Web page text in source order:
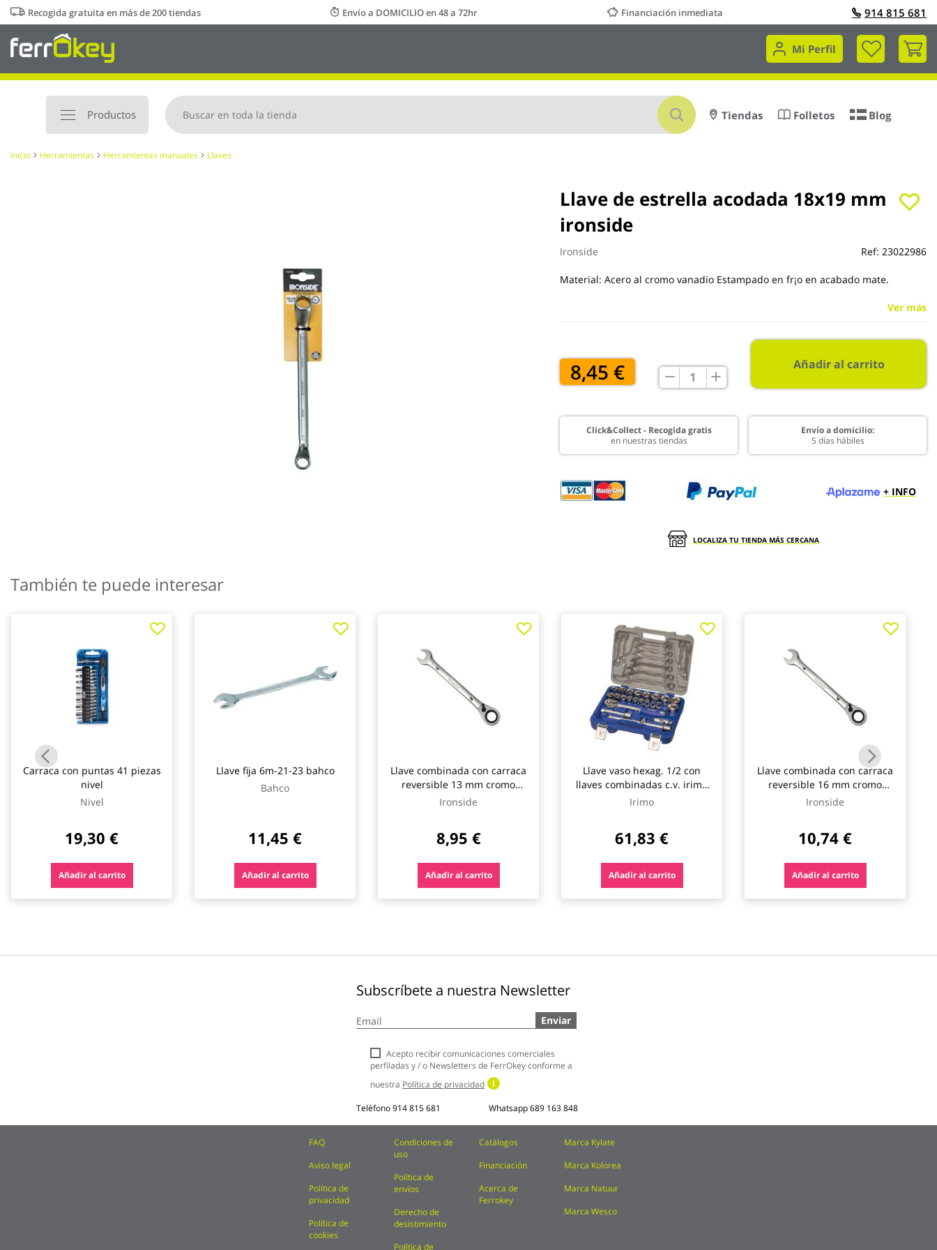
Ir
al
contenido
Recogida gratuita en más de 200 tiendas Envío a DOMICILIO en 48 a 72hr Financiación inmediata 914 815 681
Mi Perfil
Mi
Productos
Buscar
Tiendas Folletos Blog
Inicio Herramientas Herramientas manuales Llaves
Llave de estrella acodada 18x19 mm
ironside
Ironside Ref: 23022986
Material: Acero al cromo vanadio Estampado en fr¡o en acabado mate.
Ver más
8,45 € Añadir al carrito
Click&Collect - Recogida gratis
en nuestras tiendas
Envío a domicilio:
5 días hábiles
+ INFO
LOCALIZA TU TIENDA MÁS CERCANA
al
comienzo
También te puede interesar
Carraca con puntas 41 piezas
nivel
Nivel
19,30 €
Añadir al carrito
Llave fija 6m-21-23 bahco
Bahco
11,45 €
Añadir al carrito
Llave combinada con carraca
reversible 13 mm cromo
vanadio ironside
Ironside
8,95 €
Añadir al carrito
Llave vaso hexag. 1/2 con
llaves combinadas c.v. irimo
33 p
Irimo
61,83 €
Añadir al carrito
Llave combinada con carraca
reversible 16 mm cromo
vanadio ironside
Ironside
10,74 €
Añadir al carrito
Subscríbete a nuestra Newsletter
a
boletín
noticias:
Enviar
Acepto recibir comunicaciones comerciales
perfiladas y / o Newsletters de FerrOkey conforme a
nuestra Política de privacidad
Teléfono914 815 681 Whatsapp689 163 848
FAQ
Aviso legal
Política de
privacidad
Política de
cookies
Condiciones de
uso
Política de
envíos
Derecho de
desistimiento
Política de
Catálogos
Financiación
Acerca de
Ferrokey
Marca Kylate
Marca Kolorea
Marca Natuur
Marca Wesco